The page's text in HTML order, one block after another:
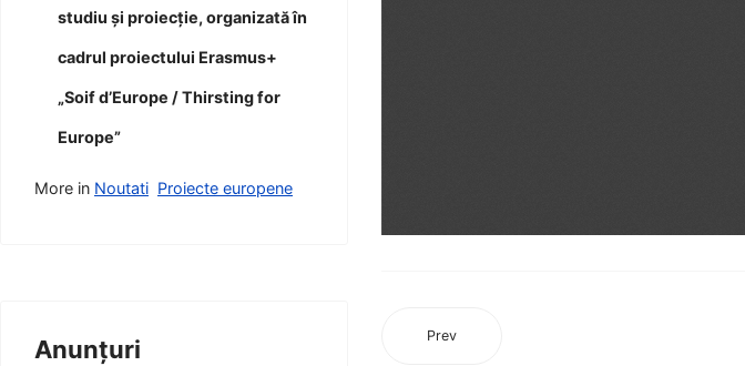
studiu și proiecție, organizată în
cadrul proiectului Erasmus+
„Soif d’Europe / Thirsting for
Europe”
More in Noutati Proiecte europene
Anunțuri Prev